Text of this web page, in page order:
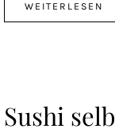
WEITERLESEN
Sushi